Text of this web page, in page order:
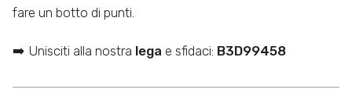
fare un botto di punti.
➡️ Unisciti alla nostra lega e sfidaci: B3D99458